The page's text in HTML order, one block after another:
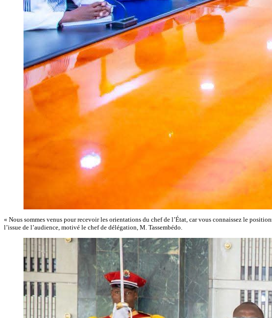
« Nous sommes venus pour recevoir les orientations du chef de l’État, car vous connaissez le
l’issue de l’audience, motivé le chef de délégation, M. Tassembédo.